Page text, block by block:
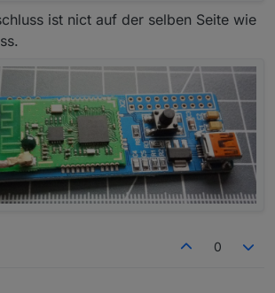
ist nict auf der selben Seite wie
0